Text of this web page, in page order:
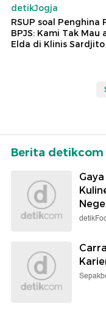
detikJogja
RSUP soal Penghina
BPJS: Kami Tak Mau
Elda di Klinis Sardjito
Berita detikcom